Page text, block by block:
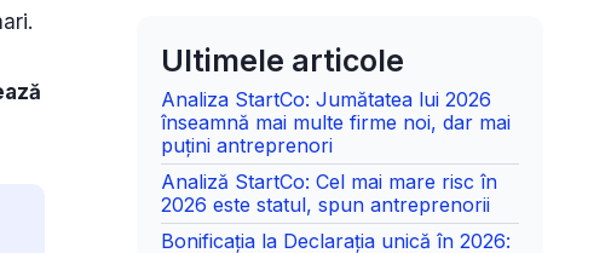
Ultimele articole
Analiza StartCo: Jumătatea lui 2026
înseamnă mai multe firme noi, dar mai
puțini antreprenori
Analiză StartCo: Cel mai mare risc în
2026 este statul, spun antreprenorii
Bonificația la Declarația unică în 2026: